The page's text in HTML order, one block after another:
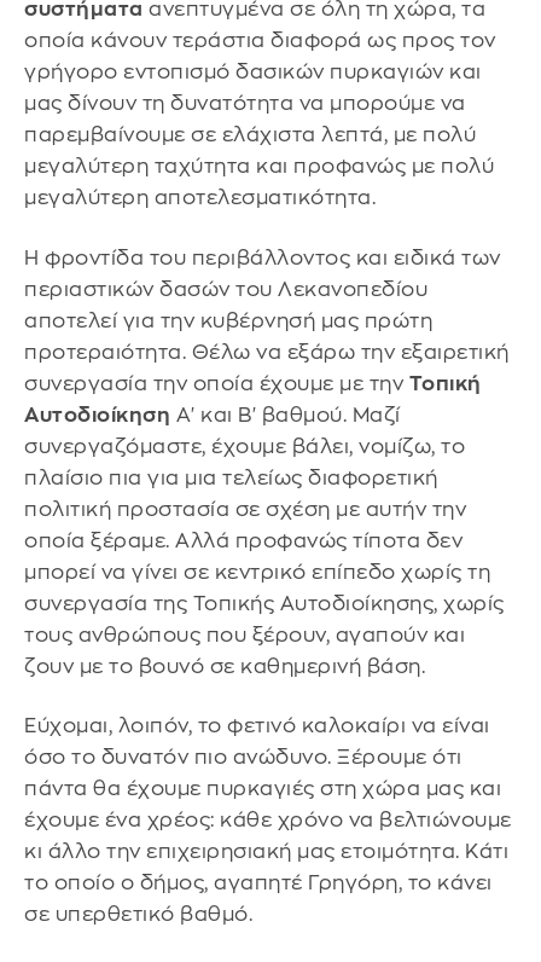
συστήματα ανεπτυγμένα σε όλη τη χώρα, τα
οποία κάνουν τεράστια διαφορά ως προς τον
γρήγορο εντοπισμό δασικών πυρκαγιών και
μας δίνουν τη δυνατότητα να μπορούμε να
παρεμβαίνουμε σε ελάχιστα λεπτά, με πολύ
μεγαλύτερη ταχύτητα και προφανώς με πολύ
μεγαλύτερη αποτελεσματικότητα.
Η φροντίδα του περιβάλλοντος και ειδικά των
περιαστικών δασών του Λεκανοπεδίου
αποτελεί για την κυβέρνησή μας πρώτη
προτεραιότητα. Θέλω να εξάρω την εξαιρετική
συνεργασία την οποία έχουμε με την Τοπική
Αυτοδιοίκηση Α' και Β' βαθμού. Μαζί
συνεργαζόμαστε, έχουμε βάλει, νομίζω, το
πλαίσιο πια για μια τελείως διαφορετική
πολιτική προστασία σε σχέση με αυτήν την
οποία ξέραμε. Αλλά προφανώς τίποτα δεν
μπορεί να γίνει σε κεντρικό επίπεδο χωρίς τη
συνεργασία της Τοπικής Αυτοδιοίκησης, χωρίς
τους ανθρώπους που ξέρουν, αγαπούν και
ζουν με το βουνό σε καθημερινή βάση.
Εύχομαι, λοιπόν, το φετινό καλοκαίρι να είναι
όσο το δυνατόν πιο ανώδυνο. Ξέρουμε ότι
πάντα θα έχουμε πυρκαγιές στη χώρα μας και
έχουμε ένα χρέος: κάθε χρόνο να βελτιώνουμε
κι άλλο την επιχειρησιακή μας ετοιμότητα. Κάτι
το οποίο ο δήμος, αγαπητέ Γρηγόρη, το κάνει
σε υπερθετικό βαθμό.